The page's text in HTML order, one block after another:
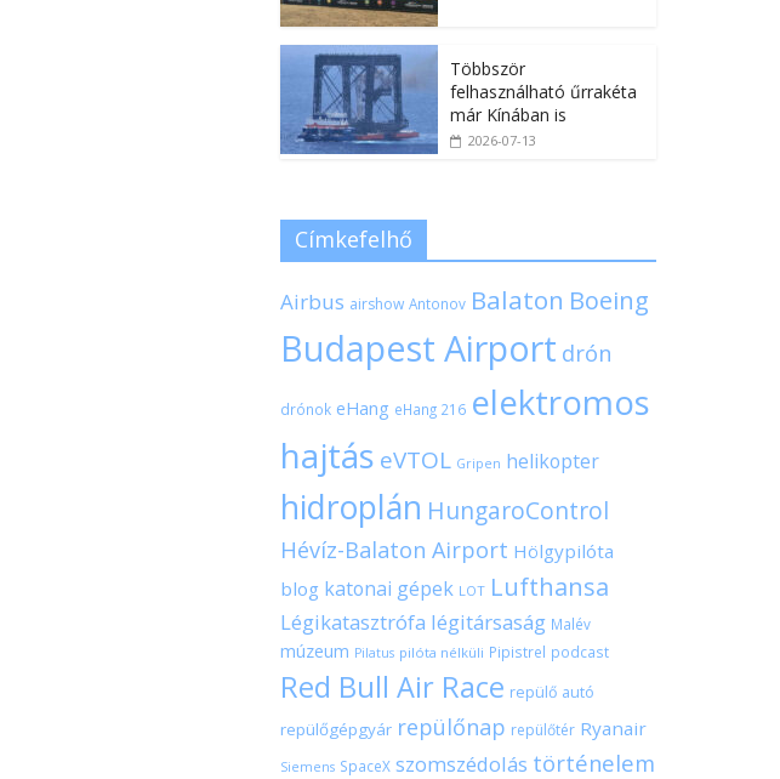
Többször
felhasználható űrrakéta
már Kínában is
2026-07-13
Címkefelhő
Airbus airshow Antonov Balaton Boeing
Budapest Airport drón
drónok eHang eHang 216 elektromos
hajtás eVTOL Gripen helikopter
hidroplán HungaroControl
Hévíz-Balaton Airport Hölgypilóta
blog katonai gépek LOT Lufthansa
Légikatasztrófa légitársaság Malév
múzeum Pilatus pilóta nélküli Pipistrel podcast
Red Bull Air Race repülő autó
repülőgépgyár repülőnap repülőtér Ryanair
Siemens SpaceX szomszédolás történelem